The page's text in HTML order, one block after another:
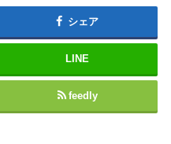
シェア
LINE
feedly